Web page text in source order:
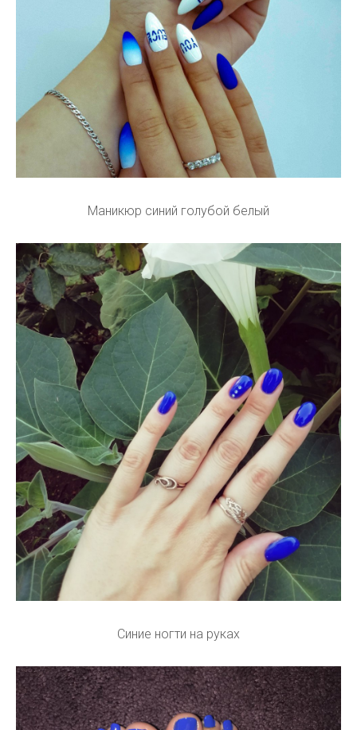
Маникюр синий голубой белый
Синие ногти на руках